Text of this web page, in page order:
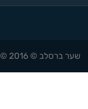
שער ברסלב © 2016 © 2026